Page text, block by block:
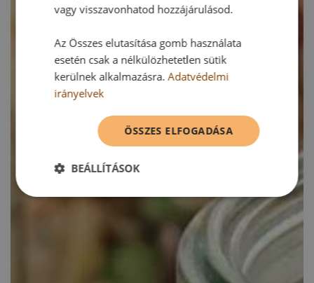
vagy visszavonhatod hozzájárulásod.
Az Összes elutasítása gomb használata
esetén csak a nélkülözhetetlen sütik
kerülnek alkalmazásra.Adatvédelmi
irányelvek
ÖSSZES ELFOGADÁSA
BEÁLLÍTÁSOK